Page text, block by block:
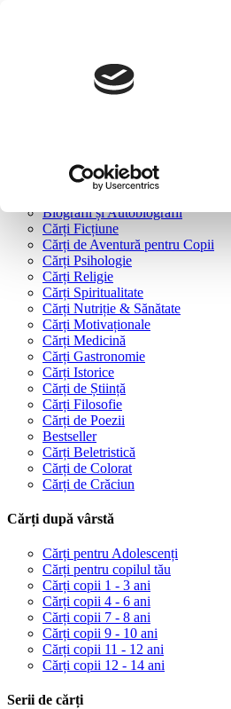
Cărți după tipologie
Cărți Dezvoltare Personală
Cărți Familie & Cuplu
Biografii și Autobiografii
Cărți Ficțiune
Cărți de Aventură pentru Copii
Cărți Psihologie
Cărți Religie
Cărți Spiritualitate
Cărți Nutriție & Sănătate
Cărți Motivaționale
Cărți Medicină
Cărți Gastronomie
Cărți Istorice
Cărți de Știință
Cărți Filosofie
Cărți de Poezii
Bestseller
Cărți Beletristică
Cărți de Colorat
Cărți de Crăciun
Cărți după vârstă
Cărți pentru Adolescenți
Cărți pentru copilul tău
Cărți copii 1 - 3 ani
Cărți copii 4 - 6 ani
Cărți copii 7 - 8 ani
Cărți copii 9 - 10 ani
Cărți copii 11 - 12 ani
Cărți copii 12 - 14 ani
Serii de cărți